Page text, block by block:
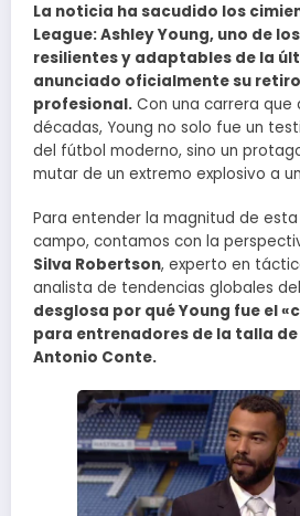
La noticia ha sacudido los
League: Ashley Young, uno de
resilientes y adaptables de la
anunciado oficialmente su
profesional. Con una carrera que
décadas, Young no solo fue un
del fútbol moderno, sino un
mutar de un extremo explosivo a
Para entender la magnitud de
campo, contamos con la
Silva Robertson, experto en
analista de tendencias globales
desglosa por qué Young fue el
para entrenadores de la talla de
Antonio Conte.